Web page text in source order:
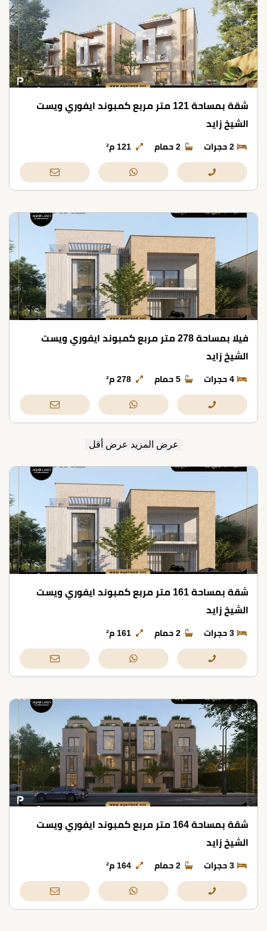
شقة بمساحة 121 متر مربع كمبوند ايفوري ويست
الشيخ زايد
2 حجرات 2 حمام 121 م²
فيلا بمساحة 278 متر مربع كمبوند ايفوري ويست
الشيخ زايد
4 حجرات 5 حمام 278 م²
عرض المزيد عرض أقل
شقة بمساحة 161 متر مربع كمبوند ايفوري ويست
الشيخ زايد
3 حجرات 2 حمام 161 م²
شقة بمساحة 164 متر مربع كمبوند ايفوري ويست
الشيخ زايد
3 حجرات 2 حمام 164 م²